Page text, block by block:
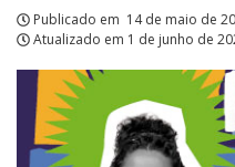
Publicado em 14 de maio de
Atualizado em 1 de junho de